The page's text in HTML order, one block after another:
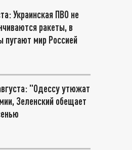
Украинская ПВО не
ракеты, в
пугают мир Россией
"Одессу утюжат
Зеленский обещает